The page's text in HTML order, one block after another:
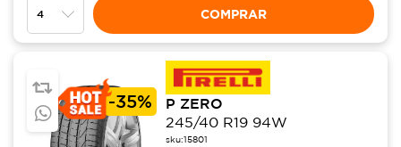
COMPRAR
-35%
P ZERO
245/40 R19 94W
sku:15801